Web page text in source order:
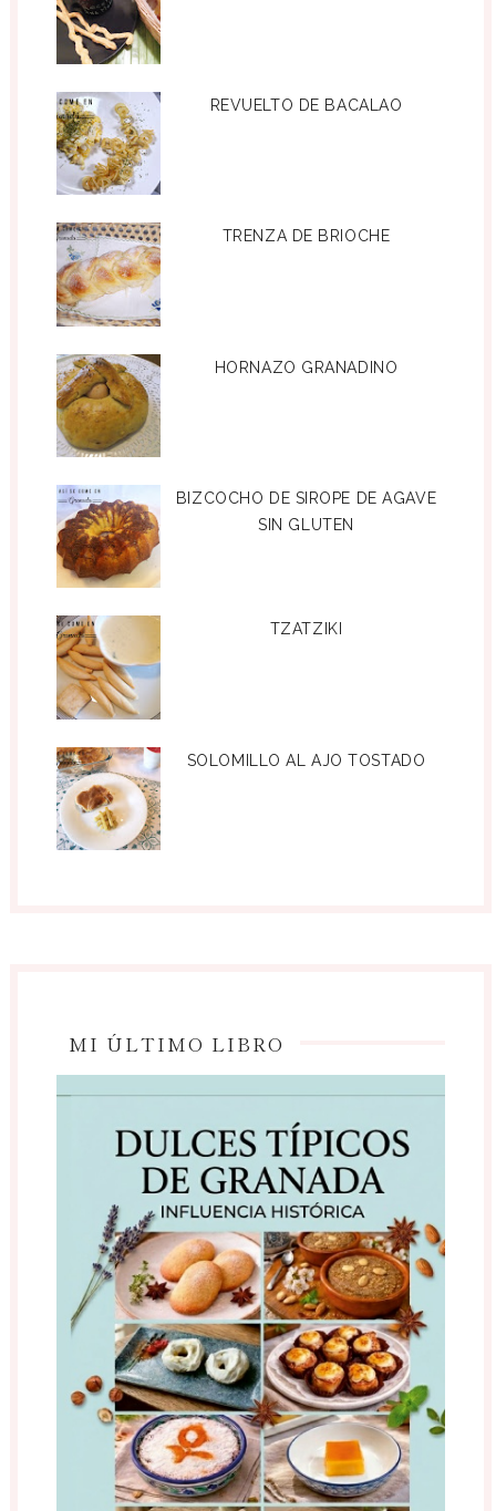
REVUELTO DE BACALAO
TRENZA DE BRIOCHE
HORNAZO GRANADINO
BIZCOCHO DE SIROPE DE AGAVE
SIN GLUTEN
TZATZIKI
SOLOMILLO AL AJO TOSTADO
MI ÚLTIMO LIBRO